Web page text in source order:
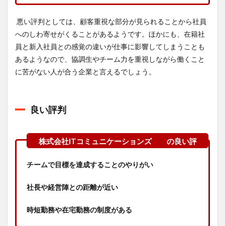
悪い評判としては、顧客重視な部分が見られることから社員
へのしわ寄せがくることがあるようです。ほかにも、在籍社
員と新入社員との感覚の違いが仕事に影響してしまうことも
あるようなので、協調生やチーム力を重視しながら働くこと
に苦がない人が合う企業と言えるでしょう。
良い評判
チームで目標を達成することのやりがい
社長や経営陣との距離が近い
時短勤務や在宅勤務の制度がある